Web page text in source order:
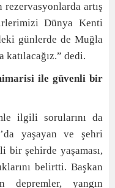
artış
Dünya Kenti
günlerde de Muğla
katılacağız.” dedi.
ile güvenli bir
ilgili sorularını da
yaşayan ve şehri
bir şehirde yaşaması,
belirtti. Başkan
depremler, yangın